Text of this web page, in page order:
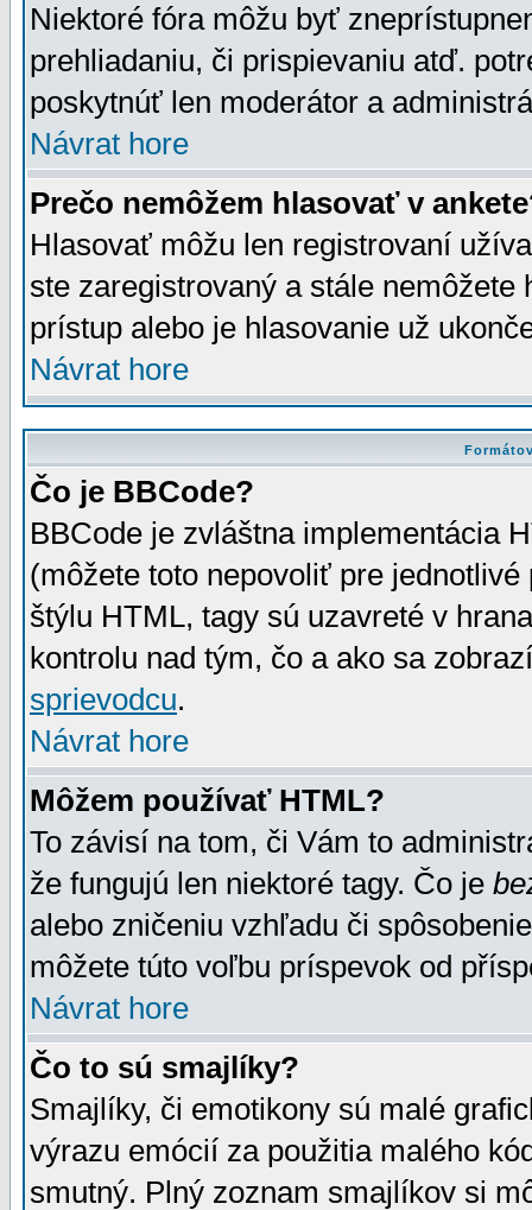
Niektoré fóra môžu byť
prehliadaniu, či prispievaniu atď.
poskytnúť len moderátor a
Návrat hore
Prečo nemôžem hlasovať v
Hlasovať môžu len registrovaní
ste zaregistrovaný a stále
prístup alebo je hlasovanie už
Návrat hore
Čo je BBCode?
BBCode je zvláštna implementácia
(môžete toto nepovoliť pre
štýlu HTML, tagy sú uzavreté v
kontrolu nad tým, čo a ako sa
sprievodcu.
Návrat hore
Môžem používať HTML?
To závisí na tom, či Vám to
že fungujú len niektoré tagy. Čo je
alebo zničeniu vzhľadu či
môžete túto voľbu príspevok od
Návrat hore
Čo to sú smajlíky?
Smajlíky, či emotikony sú malé
výrazu emócií za použitia malého
smutný. Plný zoznam smajlíkov si